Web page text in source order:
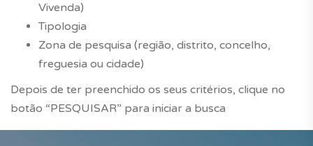
Vivenda)
Tipologia
Zona de pesquisa (região, distrito, concelho,
freguesia ou cidade)
Depois de ter preenchido os seus critérios, clique no
botão “PESQUISAR” para iniciar a busca